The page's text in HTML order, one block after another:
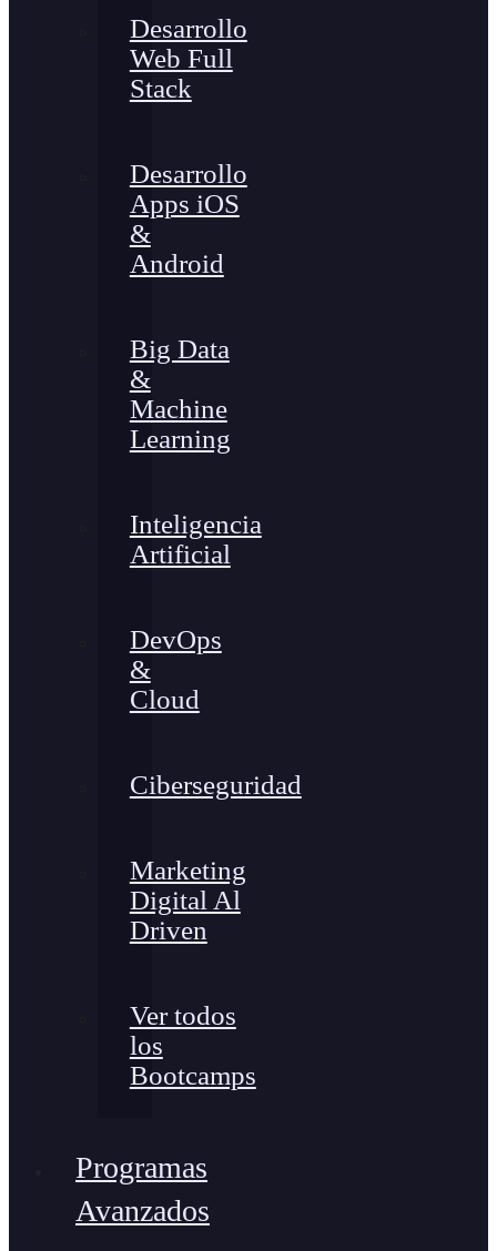
Desarrollo
Web Full
Stack
Desarrollo
Apps iOS
&
Android
Big Data
&
Machine
Learning
Inteligencia
Artificial
DevOps
&
Cloud
Ciberseguridad
Marketing
Digital Al
Driven
Ver todos
los
Bootcamps
Programas
Avanzados